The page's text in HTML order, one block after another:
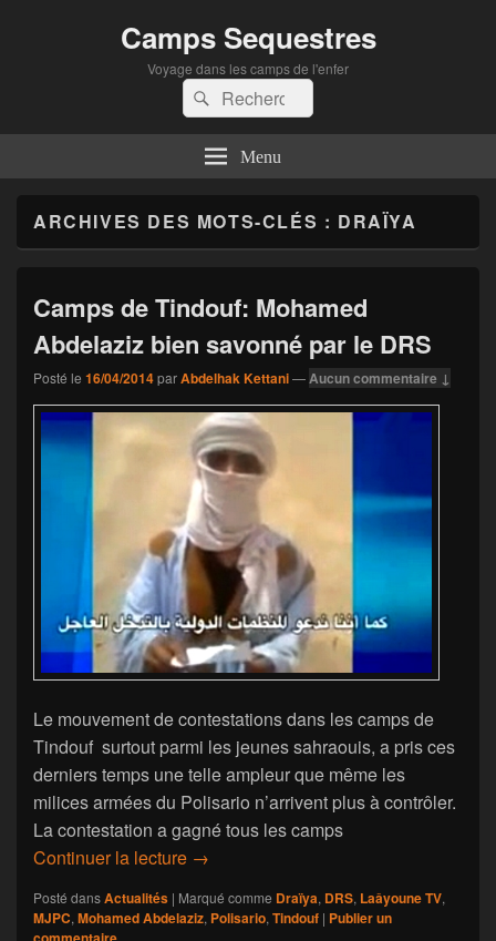
Camps Sequestres
Voyage dans les camps de l'enfer
Recherche :
Rechercher
Menu
ARCHIVES DES MOTS-CLÉS : DRAÏYA
Camps de Tindouf: Mohamed
Abdelaziz bien savonné par le DRS
Posté le 16/04/2014parAbdelhak Kettani—Aucun commentaire ↓
Le mouvement de contestations dans les camps de
Tindouf surtout parmi les jeunes sahraouis, a pris ces
derniers temps une telle ampleur que même les
milices armées du Polisario n’arrivent plus à contrôler.
La contestation a gagné tous les camps
Continuer la lecture Camps de Tindouf: Mohamed
→
Posté dansActualités | Marqué comme Draïya, DRS, Laâyoune TV,
MJPC, Mohamed Abdelaziz, Polisario, Tindouf | Publier un